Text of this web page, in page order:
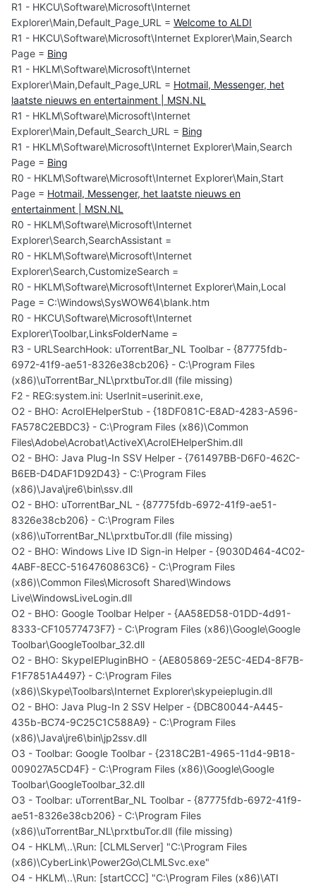
R1 - HKCU\Software\Microsoft\Internet
Explorer\Main,Default_Page_URL = Welcome to ALDI
R1 - HKCU\Software\Microsoft\Internet Explorer\Main,Search
Page = Bing
R1 - HKLM\Software\Microsoft\Internet
Explorer\Main,Default_Page_URL = Hotmail, Messenger, het
laatste nieuws en entertainment | MSN.NL
R1 - HKLM\Software\Microsoft\Internet
Explorer\Main,Default_Search_URL = Bing
R1 - HKLM\Software\Microsoft\Internet Explorer\Main,Search
Page = Bing
R0 - HKLM\Software\Microsoft\Internet Explorer\Main,Start
Page = Hotmail, Messenger, het laatste nieuws en
entertainment | MSN.NL
R0 - HKLM\Software\Microsoft\Internet
Explorer\Search,SearchAssistant =
R0 - HKLM\Software\Microsoft\Internet
Explorer\Search,CustomizeSearch =
R0 - HKLM\Software\Microsoft\Internet Explorer\Main,Local
Page = C:\Windows\SysWOW64\blank.htm
R0 - HKCU\Software\Microsoft\Internet
Explorer\Toolbar,LinksFolderName =
R3 - URLSearchHook: uTorrentBar_NL Toolbar - {87775fdb-
6972-41f9-ae51-8326e38cb206} - C:\Program Files
(x86)\uTorrentBar_NL\prxtbuTor.dll (file missing)
F2 - REG:system.ini: UserInit=userinit.exe,
O2 - BHO: AcroIEHelperStub - {18DF081C-E8AD-4283-A596-
FA578C2EBDC3} - C:\Program Files (x86)\Common
Files\Adobe\Acrobat\ActiveX\AcroIEHelperShim.dll
O2 - BHO: Java Plug-In SSV Helper - {761497BB-D6F0-462C-
B6EB-D4DAF1D92D43} - C:\Program Files
(x86)\Java\jre6\bin\ssv.dll
O2 - BHO: uTorrentBar_NL - {87775fdb-6972-41f9-ae51-
8326e38cb206} - C:\Program Files
(x86)\uTorrentBar_NL\prxtbuTor.dll (file missing)
O2 - BHO: Windows Live ID Sign-in Helper - {9030D464-4C02-
4ABF-8ECC-5164760863C6} - C:\Program Files
(x86)\Common Files\Microsoft Shared\Windows
Live\WindowsLiveLogin.dll
O2 - BHO: Google Toolbar Helper - {AA58ED58-01DD-4d91-
8333-CF10577473F7} - C:\Program Files (x86)\Google\Google
Toolbar\GoogleToolbar_32.dll
O2 - BHO: SkypeIEPluginBHO - {AE805869-2E5C-4ED4-8F7B-
F1F7851A4497} - C:\Program Files
(x86)\Skype\Toolbars\Internet Explorer\skypeieplugin.dll
O2 - BHO: Java Plug-In 2 SSV Helper - {DBC80044-A445-
435b-BC74-9C25C1C588A9} - C:\Program Files
(x86)\Java\jre6\bin\jp2ssv.dll
O3 - Toolbar: Google Toolbar - {2318C2B1-4965-11d4-9B18-
009027A5CD4F} - C:\Program Files (x86)\Google\Google
Toolbar\GoogleToolbar_32.dll
O3 - Toolbar: uTorrentBar_NL Toolbar - {87775fdb-6972-41f9-
ae51-8326e38cb206} - C:\Program Files
(x86)\uTorrentBar_NL\prxtbuTor.dll (file missing)
O4 - HKLM\..\Run: [CLMLServer] "C:\Program Files
(x86)\CyberLink\Power2Go\CLMLSvc.exe"
O4 - HKLM\..\Run: [startCCC] "C:\Program Files (x86)\ATI